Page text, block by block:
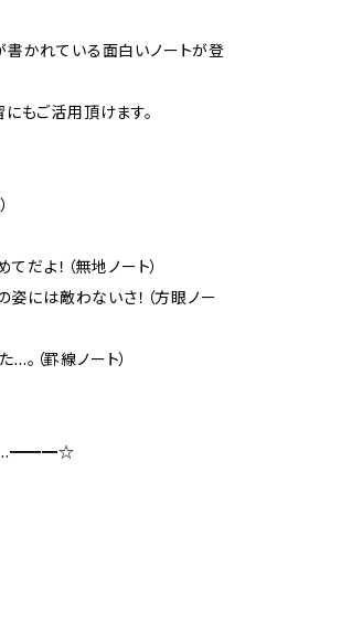
書かれている面白いノートが登
もご活用頂けます。
だよ！（無地ノート）
には敵わないさ！（方眼ノー
…。（罫線ノート）